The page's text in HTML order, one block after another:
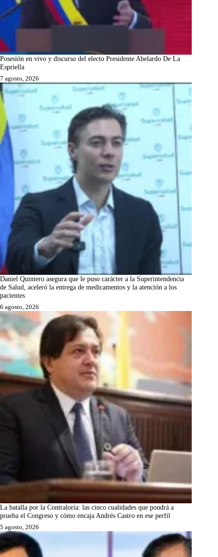
Posesión en vivo y discurso del electo Presidente Abelardo De La
Espriella
7 agosto, 2026
Daniel Quintero asegura que le puso carácter a la Superintendencia
de Salud, aceleró la entrega de medicamentos y la atención a los
pacientes
6 agosto, 2026
La batalla por la Contraloría: las cinco cualidades que pondrá a
prueba el Congreso y cómo encaja Andrés Castro en ese perfil
5 agosto, 2026